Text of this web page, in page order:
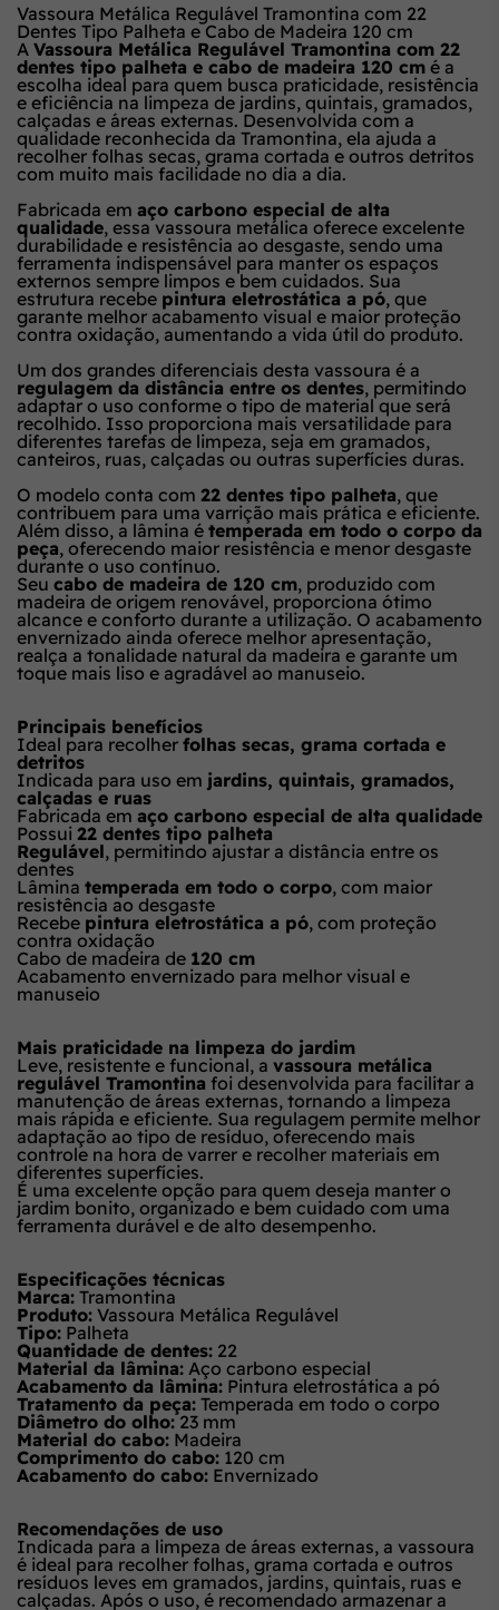
Vassoura Metálica Regulável Tramontina com 22
Dentes Tipo Palheta e Cabo de Madeira 120 cm
A Vassoura Metálica Regulável Tramontina com 22
dentes tipo palheta e cabo de madeira 120 cm é a
escolha ideal para quem busca praticidade, resistência
e eficiência na limpeza de jardins, quintais, gramados,
calçadas e áreas externas. Desenvolvida com a
qualidade reconhecida da Tramontina, ela ajuda a
recolher folhas secas, grama cortada e outros detritos
com muito mais facilidade no dia a dia.
Fabricada em aço carbono especial de alta
qualidade, essa vassoura metálica oferece excelente
durabilidade e resistência ao desgaste, sendo uma
ferramenta indispensável para manter os espaços
externos sempre limpos e bem cuidados. Sua
estrutura recebe pintura eletrostática a pó, que
garante melhor acabamento visual e maior proteção
contra oxidação, aumentando a vida útil do produto.
Um dos grandes diferenciais desta vassoura é a
regulagem da distância entre os dentes, permitindo
adaptar o uso conforme o tipo de material que será
recolhido. Isso proporciona mais versatilidade para
diferentes tarefas de limpeza, seja em gramados,
canteiros, ruas, calçadas ou outras superfícies duras.
O modelo conta com 22 dentes tipo palheta, que
contribuem para uma varrição mais prática e eficiente.
Além disso, a lâmina é temperada em todo o corpo da
peça, oferecendo maior resistência e menor desgaste
durante o uso contínuo.
Seu cabo de madeira de 120 cm, produzido com
madeira de origem renovável, proporciona ótimo
alcance e conforto durante a utilização. O acabamento
envernizado ainda oferece melhor apresentação,
realça a tonalidade natural da madeira e garante um
toque mais liso e agradável ao manuseio.
Principais benefícios
Ideal para recolher folhas secas, grama cortada e
detritos
Indicada para uso em jardins, quintais, gramados,
calçadas e ruas
Fabricada em aço carbono especial de alta qualidade
Possui 22 dentes tipo palheta
Regulável, permitindo ajustar a distância entre os
dentes
Lâmina temperada em todo o corpo, com maior
resistência ao desgaste
Recebe pintura eletrostática a pó, com proteção
contra oxidação
Cabo de madeira de 120 cm
Acabamento envernizado para melhor visual e
manuseio
Mais praticidade na limpeza do jardim
Leve, resistente e funcional, a vassoura metálica
regulável Tramontina foi desenvolvida para facilitar a
manutenção de áreas externas, tornando a limpeza
mais rápida e eficiente. Sua regulagem permite melhor
adaptação ao tipo de resíduo, oferecendo mais
controle na hora de varrer e recolher materiais em
diferentes superfícies.
É uma excelente opção para quem deseja manter o
jardim bonito, organizado e bem cuidado com uma
ferramenta durável e de alto desempenho.
Especificações técnicas
Marca: Tramontina
Produto: Vassoura Metálica Regulável
Tipo: Palheta
Quantidade de dentes: 22
Material da lâmina: Aço carbono especial
Acabamento da lâmina: Pintura eletrostática a pó
Tratamento da peça: Temperada em todo o corpo
Diâmetro do olho:23 mm
Material do cabo: Madeira
Comprimento do cabo: 120 cm
Acabamento do cabo: Envernizado
Recomendações de uso
Indicada para a limpeza de áreas externas, a vassoura
é ideal para recolher folhas, grama cortada e outros
resíduos leves em gramados, jardins, quintais, ruas e
calçadas. Após o uso, é recomendado armazenar a